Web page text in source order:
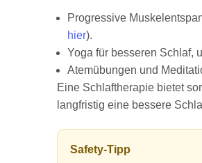
Progressive
hier).
Yoga für besseren Schlaf,
Atemübungen und
Eine Schlaftherapie bietet
langfristig eine bessere
Safety-Tipp